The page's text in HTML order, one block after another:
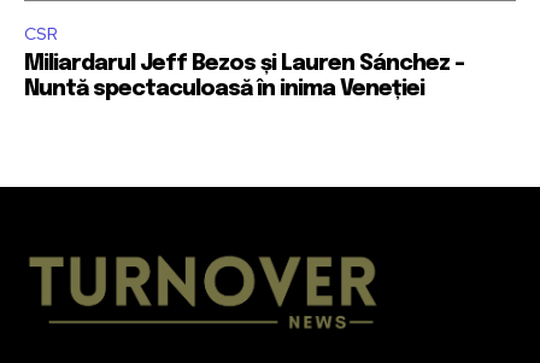
CSR
Miliardarul Jeff Bezos și Lauren Sánchez –
Nuntă spectaculoasă în inima Veneției